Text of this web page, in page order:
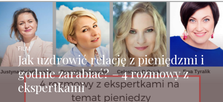
Jak uzdrowić relację z pieniędzmi i
godnie zarabiać? – 4 rozmowy z
ekspertkami
FILM